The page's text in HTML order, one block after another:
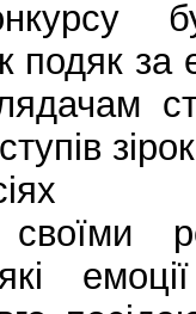
подяк за